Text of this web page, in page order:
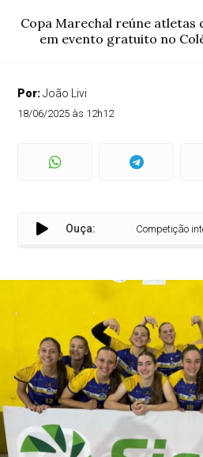
Copa Marechal reúne atletas
em evento gratuito no
Por:João Livi
18/06/2025 às 12h12
Ouça: Competição